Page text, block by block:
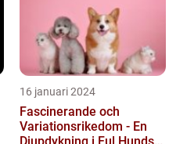
16 januari 2024
Fascinerande och
Variationsrikedom - En